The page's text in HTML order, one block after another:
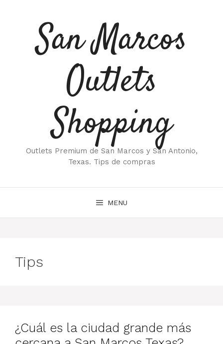
contenidoSan Marcos
Outlets
Shopping
Outlets Premium de San Marcos y San Antonio,
Texas. Tips de compras
MENU
Tips
¿Cuál es la ciudad grande más